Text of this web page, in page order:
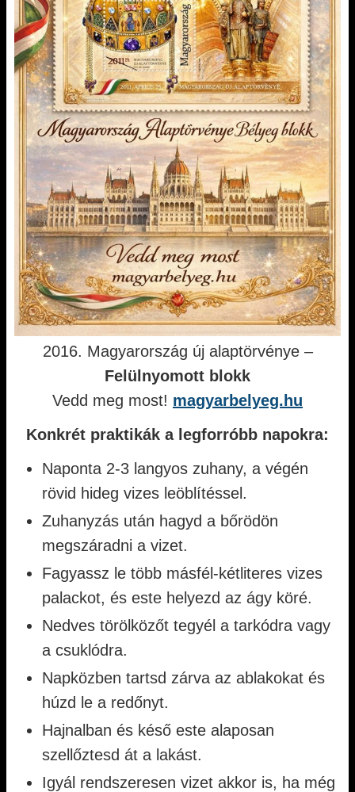
2016. Magyarország új alaptörvénye –
Felülnyomott blokk
Vedd meg most! magyarbelyeg.hu
Konkrét praktikák a legforróbb napokra:
Naponta 2-3 langyos zuhany, a végén
rövid hideg vizes leöblítéssel.
Zuhanyzás után hagyd a bőrödön
megszáradni a vizet.
Fagyassz le több másfél-kétliteres vizes
palackot, és este helyezd az ágy köré.
Nedves törölközőt tegyél a tarkódra vagy
a csuklódra.
Napközben tartsd zárva az ablakokat és
húzd le a redőnyt.
Hajnalban és késő este alaposan
szellőztesd át a lakást.
Igyál rendszeresen vizet akkor is, ha még